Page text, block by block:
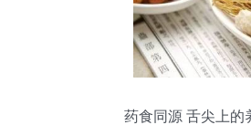
药食同源 舌尖上的